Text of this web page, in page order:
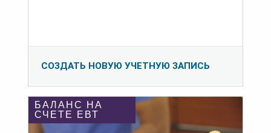
СОЗДАТЬ НОВУЮ УЧЕТНУЮ ЗАПИСЬ
БАЛАНС НА
СЧЕТЕ ЕВТ